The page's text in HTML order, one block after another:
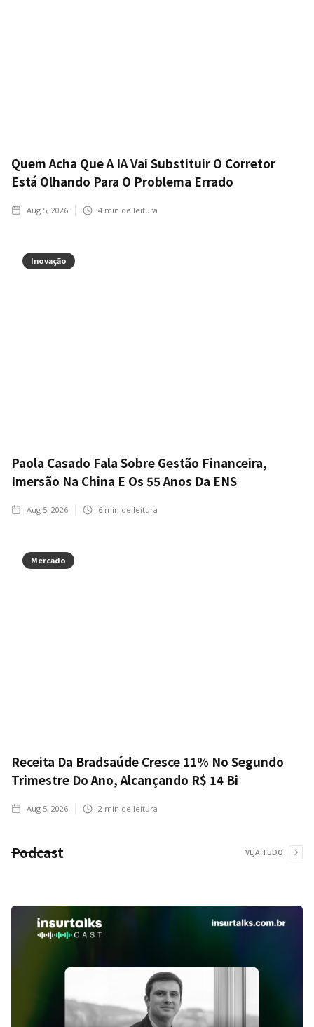
Quem Acha Que A IA Vai Substituir O Corretor
Está Olhando Para O Problema Errado
Aug 5, 2026 4 min de leitura
Inovação
Paola Casado Fala Sobre Gestão Financeira,
Imersão Na China E Os 55 Anos Da ENS
Aug 5, 2026 6 min de leitura
Mercado
Receita Da Bradsaúde Cresce 11% No Segundo
Trimestre Do Ano, Alcançando R$ 14 Bi
Aug 5, 2026 2 min de leitura
Podcast VEJA TUDO